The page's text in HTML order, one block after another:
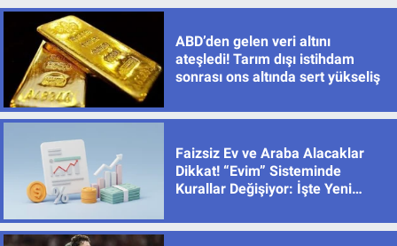
ABD’den gelen veri altını
ateşledi! Tarım dışı istihdam
sonrası ons altında sert yükseliş
Faizsiz Ev ve Araba Alacaklar
Dikkat! “Evim” Sisteminde
Kurallar Değişiyor: İşte Yeni